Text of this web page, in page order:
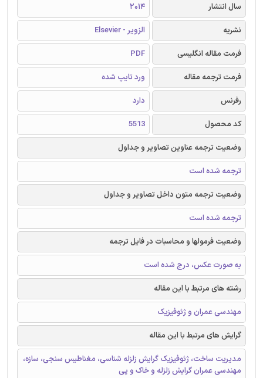
سال انتشار
2014
نشریه
الزویر - Elsevier
فرمت مقاله انگلیسی
PDF
فرمت ترجمه مقاله
ورد تایپ شده
رفرنس
دارد
کد محصول
5513
وضعیت ترجمه عناوین تصاویر و جداول
ترجمه شده است
وضعیت ترجمه متون داخل تصاویر و جداول
ترجمه شده است
وضعیت فرمولها و محاسبات در فایل ترجمه
به صورت عکس، درج شده است
رشته های مرتبط با این مقاله
مهندسی عمران و ژئوفیزیک
گرایش های مرتبط با این مقاله
مدیریت ساخت، ژئوفیزیک گرایش زلزله شناسی، مغناطیس سنجی، سازه،
مهندسی عمران گرایش زلزله و خاک و پی